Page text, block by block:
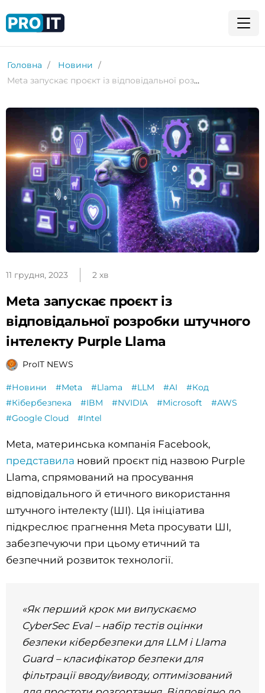
Головна
Новини
Meta запускає проєкт із відповідальної розробки штучного інтелекту Purple Llama
11 грудня, 2023 2 хв
Meta запускає проєкт із
відповідальної розробки штучного
інтелекту Purple Llama
ProIT NEWS
#Новини #Meta #Llama #LLM #AI
#Код
#Кібербезпека
#IBM #NVIDIA #Microsoft
#AWS
#Google Cloud
#Intel
Meta, материнська компанія Facebook,
представила новий проєкт під назвою Purple
Llama, спрямований на просування
відповідального й етичного використання
штучного інтелекту (ШІ). Ця ініціатива
підкреслює прагнення Meta просувати ШІ,
забезпечуючи при цьому етичний та
безпечний розвиток технології.
«Як перший крок ми випускаємо
CyberSec Eval – набір тестів оцінки
безпеки кібербезпеки для LLM і Llama
Guard – класифікатор безпеки для
фільтрації вводу/виводу, оптимізований